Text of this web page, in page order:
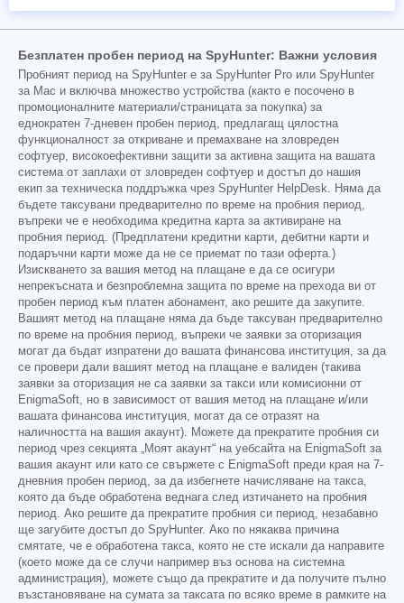
Безплатен пробен период на SpyHunter: Важни условия
Пробният период на SpyHunter е за SpyHunter Pro или SpyHunter
за Mac и включва множество устройства (както е посочено в
промоционалните материали/страницата за покупка) за
еднократен 7-дневен пробен период, предлагащ цялостна
функционалност за откриване и премахване на зловреден
софтуер, високоефективни защити за активна защита на вашата
система от заплахи от зловреден софтуер и достъп до нашия
екип за техническа поддръжка чрез SpyHunter HelpDesk. Няма да
бъдете таксувани предварително по време на пробния период,
въпреки че е необходима кредитна карта за активиране на
пробния период. (Предплатени кредитни карти, дебитни карти и
подаръчни карти може да не се приемат по тази оферта.)
Изискването за вашия метод на плащане е да се осигури
непрекъсната и безпроблемна защита по време на прехода ви от
пробен период към платен абонамент, ако решите да закупите.
Вашият метод на плащане няма да бъде таксуван предварително
по време на пробния период, въпреки че заявки за оторизация
могат да бъдат изпратени до вашата финансова институция, за да
се провери дали вашият метод на плащане е валиден (такива
заявки за оторизация не са заявки за такси или комисионни от
EnigmaSoft, но в зависимост от вашия метод на плащане и/или
вашата финансова институция, могат да се отразят на
наличността на вашия акаунт). Можете да прекратите пробния си
период чрез секцията „Моят акаунт“ на уебсайта на EnigmaSoft за
вашия акаунт или като се свържете с EnigmaSoft преди края на 7-
дневния пробен период, за да избегнете начисляване на такса,
която да бъде обработена веднага след изтичането на пробния
период. Ако решите да прекратите пробния си период, незабавно
ще загубите достъп до SpyHunter. Ако по някаква причина
смятате, че е обработена такса, която не сте искали да направите
(което може да се случи например въз основа на системна
администрация), можете също да прекратите и да получите пълно
възстановяване на сумата за таксата по всяко време в рамките на